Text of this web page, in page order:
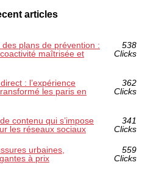
articles
plans de prévention :
maîtrisée et
538
Clicks
: l’expérience
les paris en
362
Clicks
contenu qui s’impose
les réseaux sociaux
341
Clicks
urbaines,
à prix
559
Clicks